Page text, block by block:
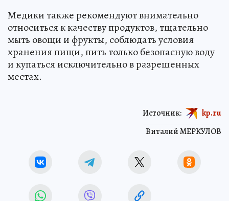
Медики также рекомендуют внимательно
относиться к качеству продуктов, тщательно
мыть овощи и фрукты, соблюдать условия
хранения пищи, пить только безопасную воду
и купаться исключительно в разрешенных
местах.
Виталий МЕРКУЛОВ
Источник: kp.ru